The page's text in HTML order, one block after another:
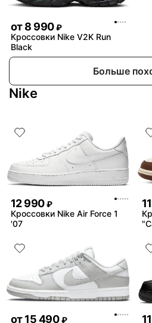
от8 990 ₽
Кроссовки Nike V2K Run
Black
Больше
Nike
12 990 ₽
Кроссовки Nike Air Force 1
'07
от15 490 ₽